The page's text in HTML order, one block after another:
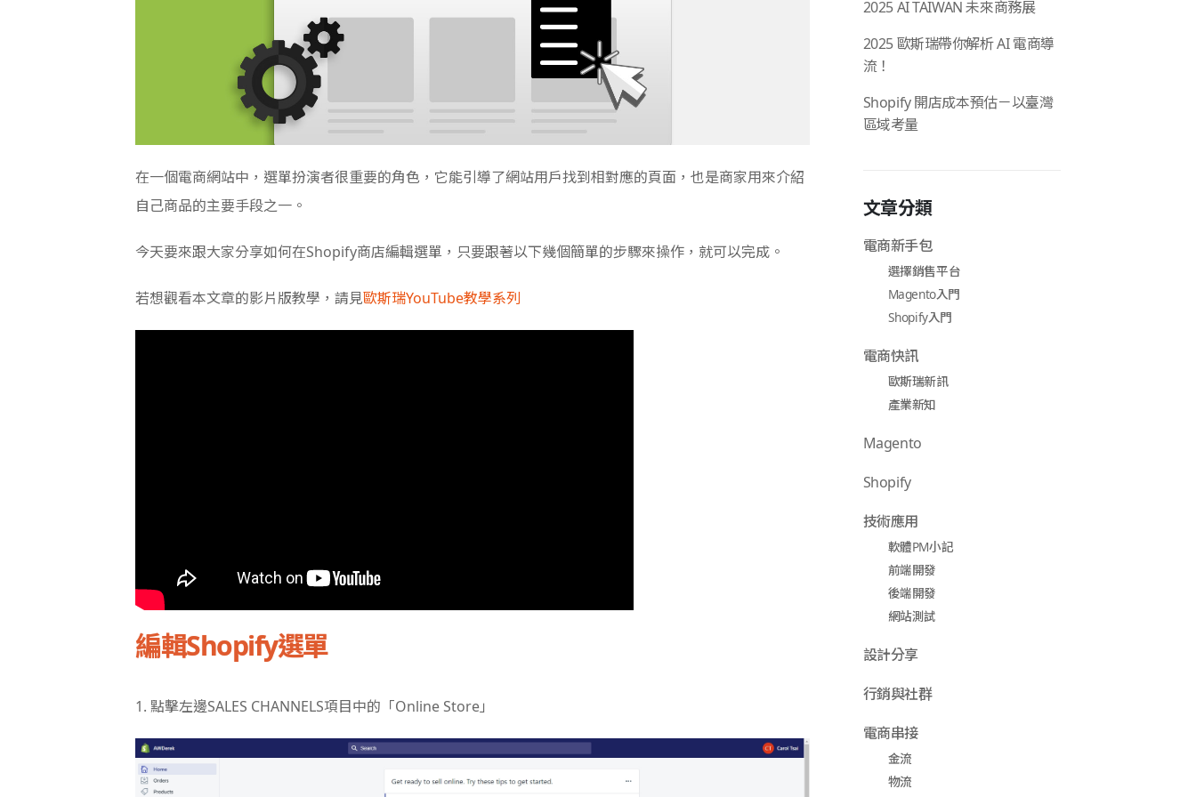
在一個電商網站中，選單扮演者很重要的角色，它能引導了網站用戶找到相對應的頁面，也是商家用來介紹
自己商品的主要手段之一。
今天要來跟大家分享如何在Shopify商店編輯選單，只要跟著以下幾個簡單的步驟來操作，就可以完成。
若想觀看本文章的影片版教學，請見歐斯瑞YouTube教學系列
編輯Shopify選單
1. 點擊左邊SALES CHANNELS項目中的「Online Store」
2025 AI TAIWAN 未來商務展
2025 歐斯瑞帶你解析 AI 電商導
流！
Shopify 開店成本預估－以臺灣
區域考量
文章分類
電商新手包
選擇銷售平台
Magento入門
Shopify入門
電商快訊
歐斯瑞新訊
產業新知
Magento
Shopify
技術應用
軟體PM小記
前端開發
後端開發
網站測試
設計分享
行銷與社群
電商串接
金流
物流